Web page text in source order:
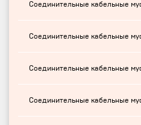
Соединительные кабельные
Соединительные кабельные
Соединительные кабельные
Соединительные кабельные